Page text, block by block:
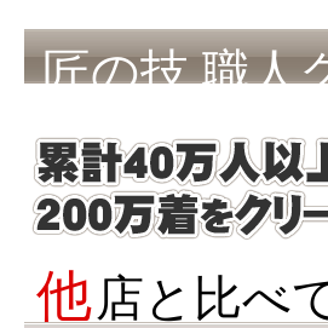
匠の技 職人
他店と比べ